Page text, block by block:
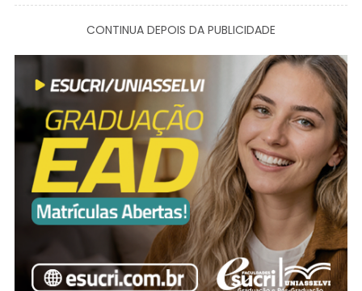
CONTINUA DEPOIS DA PUBLICIDADE